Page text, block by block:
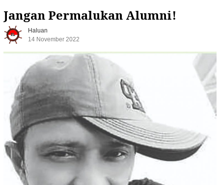
Jangan Permalukan Alumni!
Haluan
14 November 2022